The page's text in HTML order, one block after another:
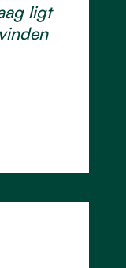
ligt